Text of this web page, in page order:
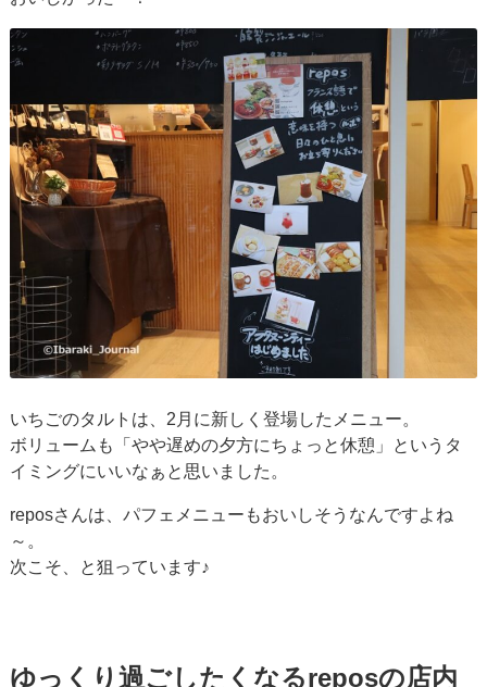
いちごのタルトは、2月に新しく登場したメニュー。
ボリュームも「やや遅めの夕方にちょっと休憩」というタ
イミングにいいなぁと思いました。
reposさんは、パフェメニューもおいしそうなんですよね
～。
次こそ、と狙っています♪
ゆっくり過ごしたくなるreposの店内